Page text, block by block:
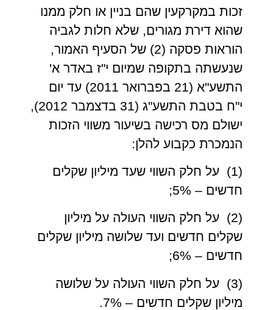
זכות במקרקעין שהם בניין או חלק ממנו
שהוא דירת מגורים, שלא חלות לגביה
הוראות פסקה (2) של הסעיף האמור,
שנעשתה בתקופה שמיום י"ז באדר א'
התשע"א (21 בפברואר 2011) עד יום
י"ח בטבת התשע"ג (31 בדצמבר 2012),
ישולם מס רכישה בשיעור משווי הזכות
הנמכרת כקבוע להלן:
(1) על חלק השווי שעד מיליון שקלים
חדשים – 5%;
(2) על חלק השווי העולה על מיליון
שקלים חדשים ועד שלושה מיליון שקלים
חדשים – 6%;
(3) על חלק השווי העולה על שלושה
מיליון שקלים חדשים – 7%.